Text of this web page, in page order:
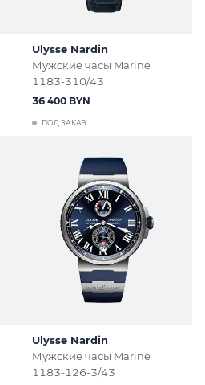
Ulysse Nardin
Мужские часы Marine
1183-310/43
ПОД ЗАКАЗ
36 400 BYN
Ulysse Nardin
Мужские часы Marine
1183-126-3/43